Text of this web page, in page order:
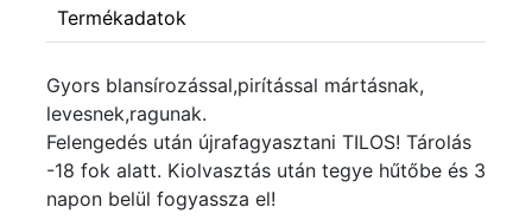
Termékadatok
Gyors blansírozással,pirítással mártásnak,
levesnek,ragunak.
Felengedés után újrafagyasztani TILOS! Tárolás
-18 fok alatt. Kiolvasztás után tegye hűtőbe és 3
napon belül fogyassza el!